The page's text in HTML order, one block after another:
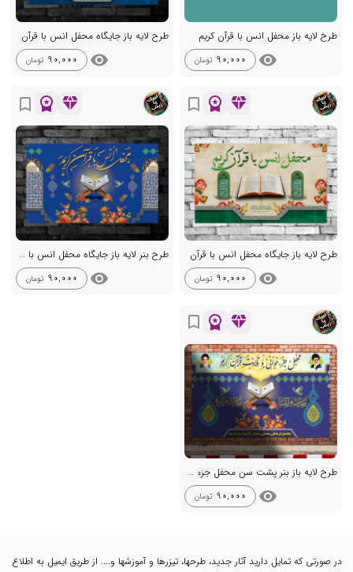
طرح لایه باز محفل انس با قرآن کریم
visibility
90,000 تومان
طرح لایه باز جایگاه محفل انس با قرآن
visibility
90,000 تومان
diamond
workspace_premium
bookmark_border
طرح لایه باز جایگاه محفل انس با قرآن
visibility
90,000 تومان
diamond
workspace_premium
bookmark_border
طرح بنر لایه باز جایگاه محفل انس با قرآن کریم
visibility
90,000 تومان
diamond
workspace_premium
bookmark_border
طرح لایه باز بنر پشت سن محفل جزء خوانی تلاوت قرآن
visibility
90,000 تومان
در صورتی که تمایل دارید آثار جدید، طرحها، تیزرها و آموزشها و.... از طریق ایمیل به اطلاع